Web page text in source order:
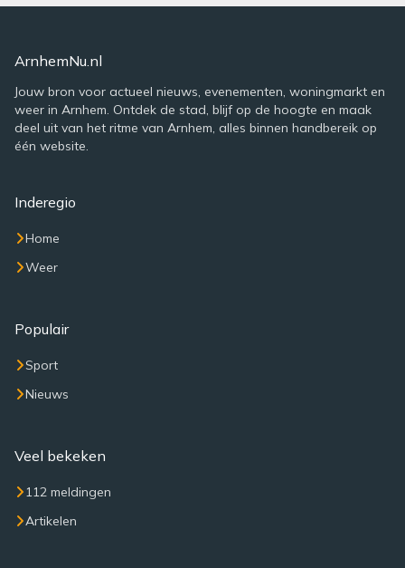
ArnhemNu.nl
Jouw bron voor actueel nieuws, evenementen, woningmarkt en
weer in Arnhem. Ontdek de stad, blijf op de hoogte en maak
deel uit van het ritme van Arnhem, alles binnen handbereik op
één website.
Inderegio
Home
Weer
Populair
Sport
Nieuws
Veel bekeken
112 meldingen
Artikelen